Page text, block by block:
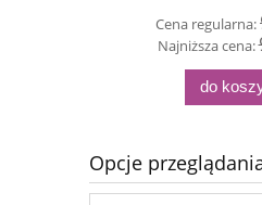
Cena regularna:
Najniższa cena:
do
Opcje